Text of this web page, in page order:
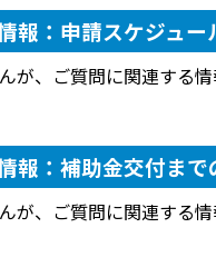
報：申請スケジュー
が、ご質問に関連する
報：補助金交付まで
が、ご質問に関連する